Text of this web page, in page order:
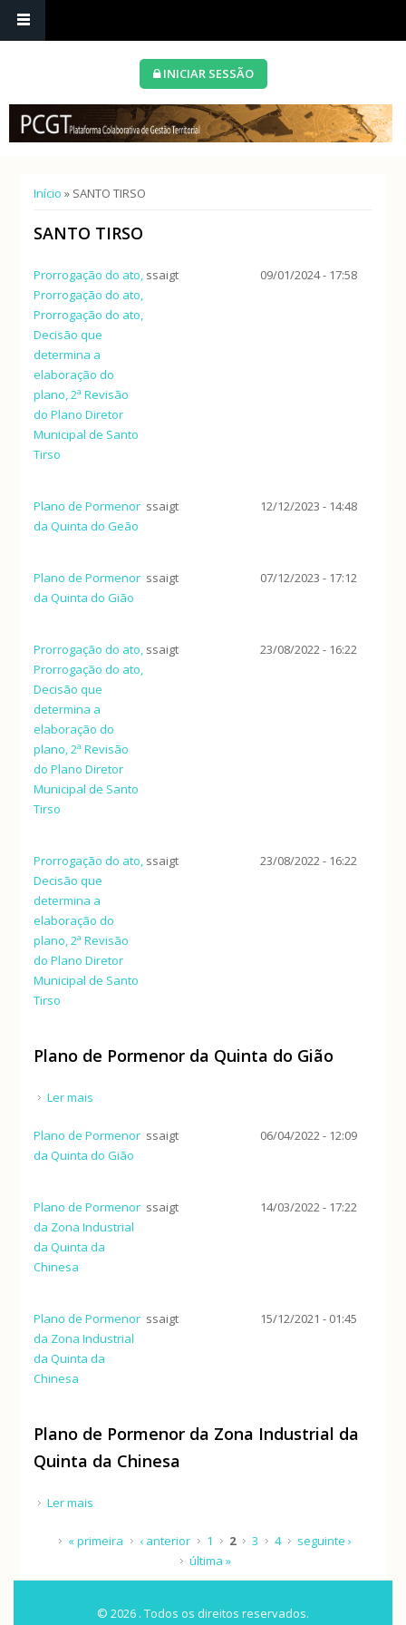
INICIAR SESSÃO
Está aqui
Início » SANTO TIRSO
SANTO TIRSO
Prorrogação do ato,
Prorrogação do ato,
Prorrogação do ato,
Decisão que
determina a
elaboração do
plano, 2ª Revisão
do Plano Diretor
Municipal de Santo
Tirso
ssaigt 09/01/2024 - 17:58
Plano de Pormenor
da Quinta do Geão
ssaigt 12/12/2023 - 14:48
Plano de Pormenor
da Quinta do Gião
ssaigt 07/12/2023 - 17:12
Prorrogação do ato,
Prorrogação do ato,
Decisão que
determina a
elaboração do
plano, 2ª Revisão
do Plano Diretor
Municipal de Santo
Tirso
ssaigt 23/08/2022 - 16:22
Prorrogação do ato,
Decisão que
determina a
elaboração do
plano, 2ª Revisão
do Plano Diretor
Municipal de Santo
Tirso
ssaigt 23/08/2022 - 16:22
Plano de Pormenor da Quinta do Gião
Ler mais
Plano de Pormenor
da Quinta do Gião
ssaigt 06/04/2022 - 12:09
Plano de Pormenor
da Zona Industrial
da Quinta da
Chinesa
ssaigt 14/03/2022 - 17:22
Plano de Pormenor
da Zona Industrial
da Quinta da
Chinesa
ssaigt 15/12/2021 - 01:45
Plano de Pormenor da Zona Industrial da
Quinta da Chinesa
Ler mais
Páginas« primeira ‹ anterior 1 2 3 4
seguinte ›
última »
© 2026 . Todos os direitos reservados.